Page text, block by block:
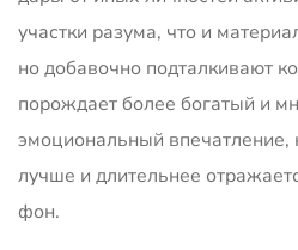
участки разума, что и
но добавочно подталкивают
порождает более богатый и
эмоциональный впечатление,
лучше и длительнее
фон.